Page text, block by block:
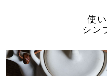
使
シン